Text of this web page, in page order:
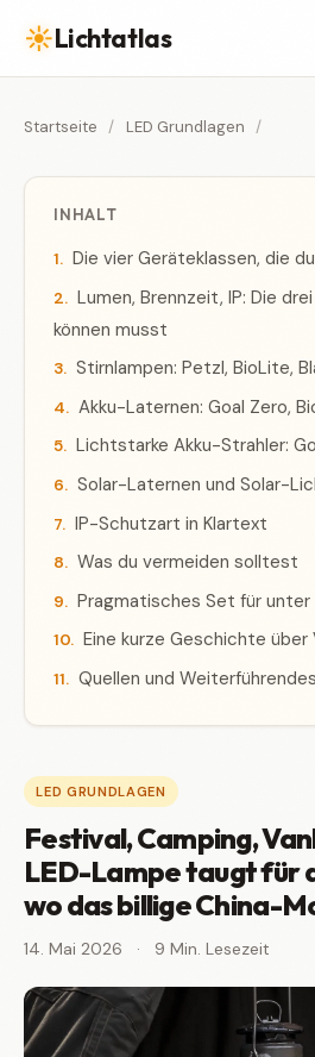
☀Lichtatlas
Startseite / LED Grundlagen /
INHALT
Die vier Geräteklassen, die
Lumen, Brennzeit, IP: Die
können musst
Stirnlampen: Petzl, BioLite,
Akku-Laternen: Goal Zero,
Lichtstarke Akku-Strahler:
Solar-Laternen und Solar-
IP-Schutzart in Klartext
Was du vermeiden solltest
Pragmatisches Set für unter
Eine kurze Geschichte über
Quellen und Weiterführendes
LED GRUNDLAGEN
Festival, Camping,
LED-Lampe taugt für
wo das billige China-
14. Mai 2026 · 9 Min. Lesezeit